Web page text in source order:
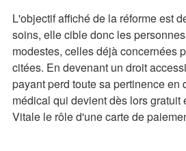
L'objectif affiché de la réforme est
soins, elle cible donc les
modestes, celles déjà concernées
citées. En devenant un droit
payant perd toute sa pertinence en
médical qui devient dès lors gratuit
Vitale le rôle d'une carte de